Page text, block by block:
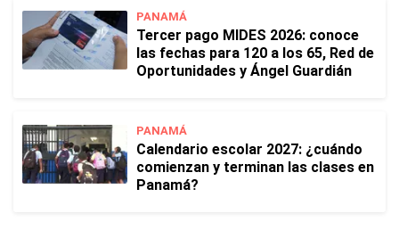
PANAMÁ
Tercer pago MIDES 2026: conoce
las fechas para 120 a los 65, Red de
Oportunidades y Ángel Guardián
PANAMÁ
Calendario escolar 2027: ¿cuándo
comienzan y terminan las clases en
Panamá?